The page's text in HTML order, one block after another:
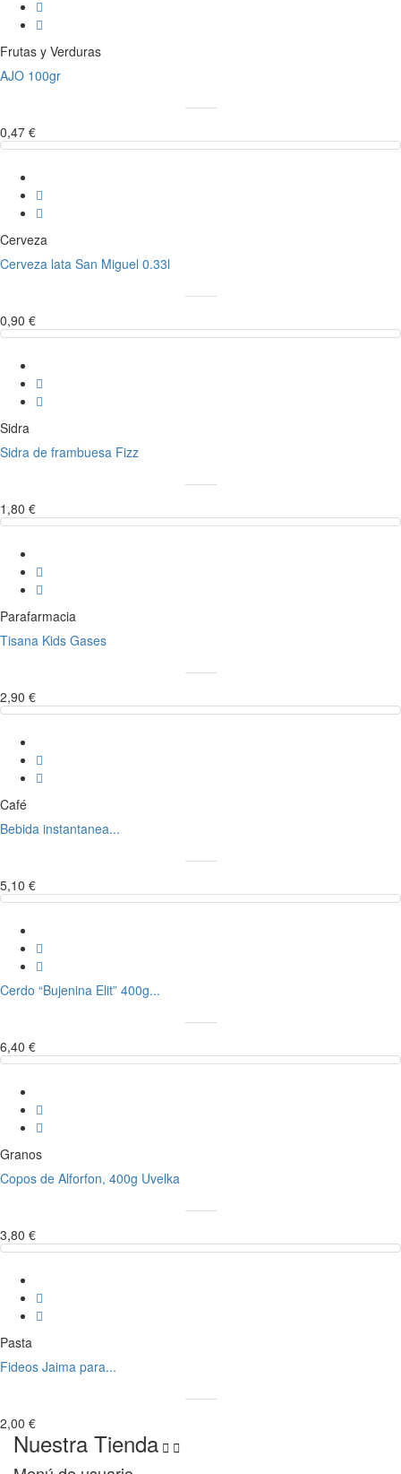
Frutas y Verduras
AJO 100gr
0,47 €
Cerveza
Cerveza lata San Miguel 0.33l
0,90 €
Sidra
Sidra de frambuesa Fizz
1,80 €
Parafarmacia
Tisana Kids Gases
2,90 €
Café
Bebida instantanea...
5,10 €
Cerdo “Bujenina Elit” 400g...
6,40 €
Granos
Copos de Alforfon, 400g Uvelka
3,80 €
Pasta
Fideos Jaima para...
2,00 €
Nuestra Tienda  